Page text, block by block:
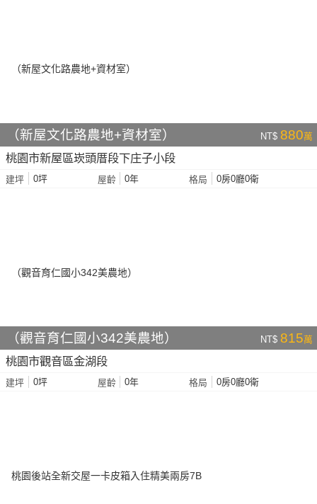
（新屋文化路農地+資材室） NT$ 880萬
桃園市新屋區崁頭厝段下庄子小段
建坪 0坪 屋齡 0年 格局 0房0廳0衛
（觀音育仁國小342美農地） NT$ 815萬
桃園市觀音區金湖段
建坪 0坪 屋齡 0年 格局 0房0廳0衛